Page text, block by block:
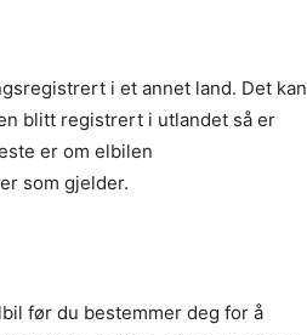
i et annet land. Det kan
blitt registrert i utlandet så er
er om elbilen
som gjelder.
før du bestemmer deg for å